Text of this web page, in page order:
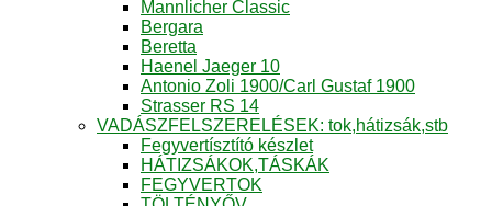
Mannlicher Classic
Bergara
Beretta
Haenel Jaeger 10
Antonio Zoli 1900/Carl Gustaf 1900
Strasser RS 14
VADÁSZFELSZERELÉSEK: tok,hátizsák,stb
Fegyvertísztító készlet
HÁTIZSÁKOK,TÁSKÁK
FEGYVERTOK